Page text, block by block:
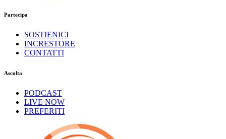
Partecipa
SOSTIENICI
INCRESTORE
CONTATTI
Ascolta
PODCAST
LIVE NOW
PREFERITI